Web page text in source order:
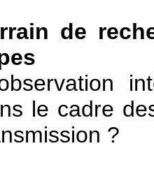
de
le cadre
?